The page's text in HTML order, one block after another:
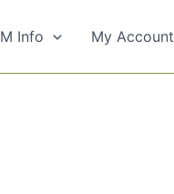
Info My Account